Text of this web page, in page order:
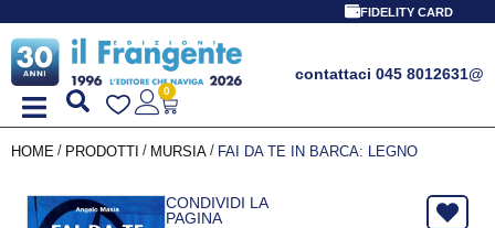
FIDELITY CARD
contattaci 045 8012631@
0
HOME / PRODOTTI / MURSIA / FAI DA TE IN BARCA: LEGNO
CONDIVIDI LA
PAGINA